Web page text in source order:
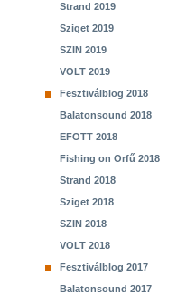
Strand 2019
Sziget 2019
SZIN 2019
VOLT 2019
Fesztiválblog 2018
Balatonsound 2018
EFOTT 2018
Fishing on Orfű 2018
Strand 2018
Sziget 2018
SZIN 2018
VOLT 2018
Fesztiválblog 2017
Balatonsound 2017